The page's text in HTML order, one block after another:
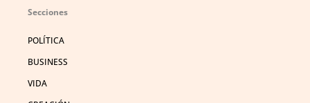
Secciones
POLÍTICA
BUSINESS
VIDA